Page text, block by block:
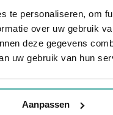
te personaliseren, om
over uw gebruik
deze gegevens
uw gebruik van hun
Aanpassen